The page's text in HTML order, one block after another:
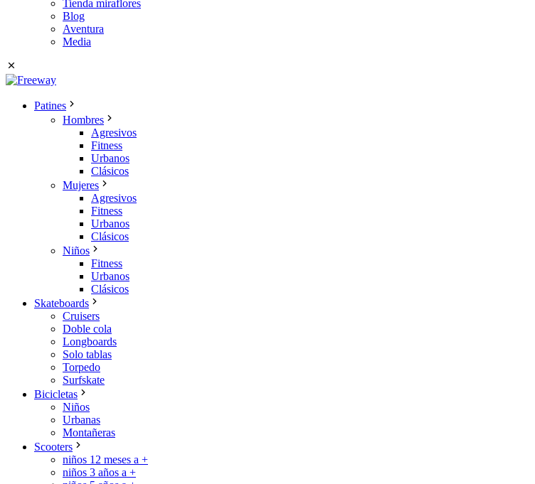
Tienda miraflores
Blog
Aventura
Media
Patines
Hombres
Agresivos
Fitness
Urbanos
Clásicos
Mujeres
Agresivos
Fitness
Urbanos
Clásicos
Niños
Fitness
Urbanos
Clásicos
Skateboards
Cruisers
Doble cola
Longboards
Solo tablas
Torpedo
Surfskate
Bicicletas
Niños
Urbanas
Montañeras
Scooters
niños 12 meses a +
niños 3 años a +